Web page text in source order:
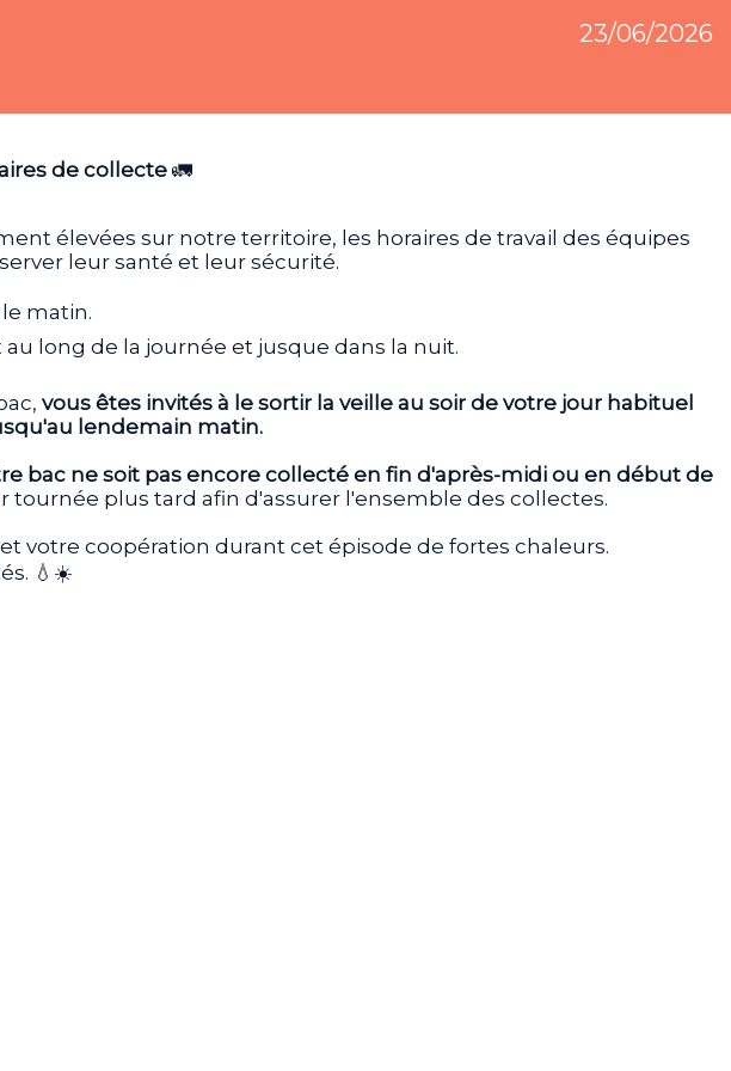
23/06/2026
de collecte🚛
élevées sur notre territoire, les horaires de travail des équipes
leur santé et leur sécurité.
matin.
long de la journée et jusque dans la nuit.
vous êtes invités à le sortir la veille au soir de votre jour habituel
lendemain matin.
bac ne soit pas encore collecté en fin d'après-midi ou en début de
plus tard afin d'assurer l'ensemble des collectes.
votre coopération durant cet épisode de fortes chaleurs.
💧☀️